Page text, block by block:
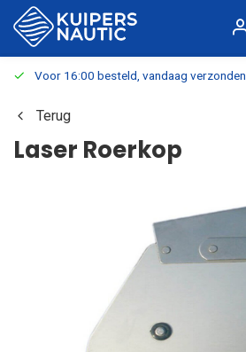
Voor 16:00 besteld, vandaag verzonden
Terug
Laser Roerkop